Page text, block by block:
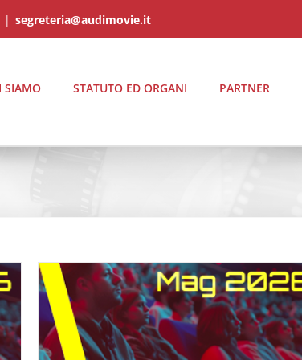
| segreteria@audimovie.it
SIAMO STATUTO ED ORGANI PARTNER
AGGIORNAMENTO AUDIMOVIE Il Profilo degli
Spettatori delle Sale Cinematografiche \ MAGGIO
2026